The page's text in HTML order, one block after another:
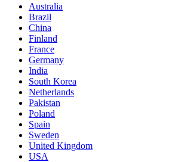
Australia
Brazil
China
Finland
France
Germany
India
South Korea
Netherlands
Pakistan
Poland
Spain
Sweden
United Kingdom
USA